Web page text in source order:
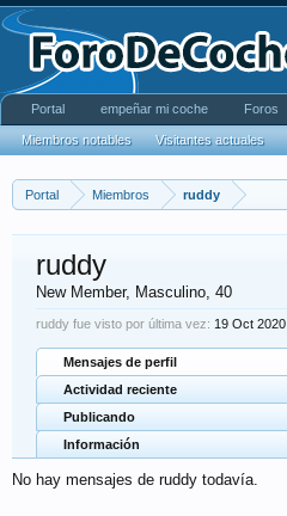
Portal Miembros ruddy
ruddy
New Member, Masculino, 40
ruddy fue visto por última vez: 19 Oct 2020
Mensajes de perfil
Actividad reciente
Publicando
Información
No hay mensajes de ruddy todavía.
Portal empeñar mi coche Foros
Miembros notables Visitantes actuales